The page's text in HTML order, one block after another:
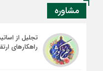
مشاوره
تجلیل از
راهکارهای